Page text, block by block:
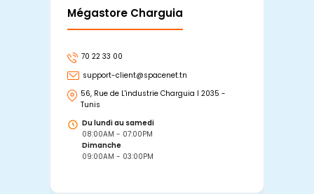
Mégastore Charguia
70 22 33 00
support-client@spacenet.tn
56, Rue de L'industrie Charguia I 2035 -
Tunis
Du lundi au samedi
08:00AM - 07:00PM
Dimanche
09:00AM - 03:00PM